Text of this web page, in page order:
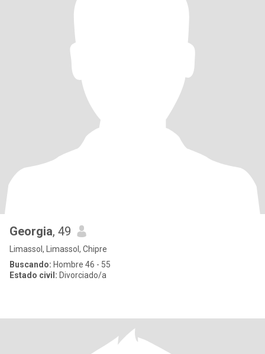
Georgia, 49
Limassol, Limassol, Chipre
Buscando: Hombre 46 - 55
Estado civil: Divorciado/a